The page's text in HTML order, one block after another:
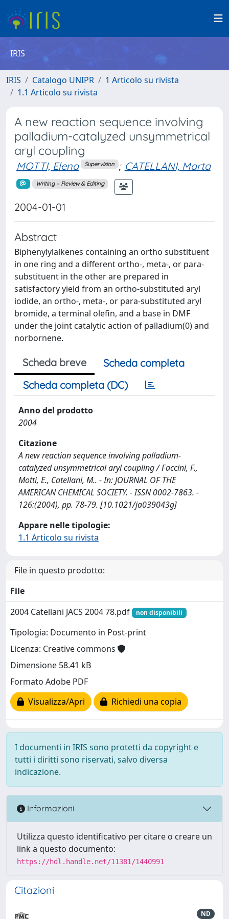
IRIS
IRIS Catalogo UNIPR
1 Articolo su rivista
1.1 Articolo su rivista
A new reaction sequence involving
palladium-catalyzed unsymmetrical
aryl coupling
MOTTI, Elena Supervision ; CATELLANI, Marta
Writing – Review & Editing
2004-01-01
Abstract
Biphenylylalkenes containing an ortho substituent
in one ring and a different ortho-, meta-, or para-
substituent in the other are prepared in
satisfactory yield from an ortho-substituted aryl
iodide, an ortho-, meta-, or para-substituted aryl
bromide, a terminal olefin, and a base in DMF
under the joint catalytic action of palladium(0) and
norbornene.
Scheda breve
Scheda completa
Scheda completa (DC)
Anno del prodotto
2004
Citazione
A new reaction sequence involving palladium-
catalyzed unsymmetrical aryl coupling / Faccini, F.,
Motti, E., Catellani, M.. - In: JOURNAL OF THE
AMERICAN CHEMICAL SOCIETY. - ISSN 0002-7863. -
126:(2004), pp. 78-79. [10.1021/ja039043g]
Appare nelle tipologie:
1.1 Articolo su rivista
File in questo prodotto:
File
2004 Catellani JACS 2004 78.pdf
non disponibili
Tipologia: Documento in Post-print
Licenza: Creative commons
Dimensione 58.41 kB
Formato Adobe PDF
Visualizza/Apri
Richiedi una copia
I documenti in IRIS sono protetti da copyright e
tutti i diritti sono riservati, salvo diversa
indicazione.
Informazioni
Utilizza questo identificativo per citare o creare un
link a questo documento:
https://hdl.handle.net/11381/1440991
Citazioni
ND